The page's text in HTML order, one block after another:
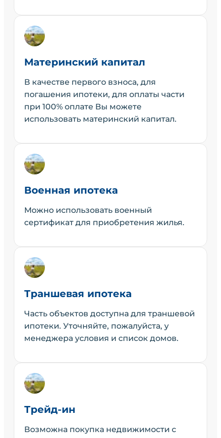
Материнский капитал
В качестве первого взноса, для
погашения ипотеки, для оплаты части
при 100% оплате Вы можете
использовать материнский капитал.
Военная ипотека
Можно использовать военный
сертификат для приобретения жилья.
Траншевая ипотека
Часть объектов доступна для траншевой
ипотеки. Уточняйте, пожалуйста, у
менеджера условия и список домов.
Трейд-ин
Возможна покупка недвижимости с